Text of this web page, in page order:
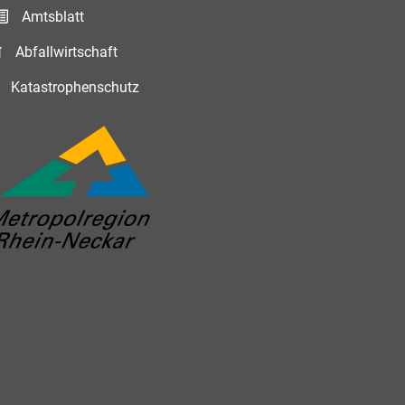
Amtsblatt
Abfallwirtschaft
Katastrophenschutz